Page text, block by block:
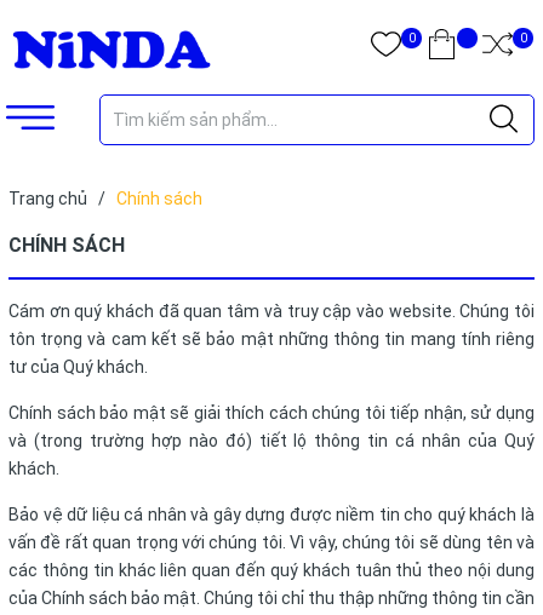
0 0
Trang chủ / Chính sách
CHÍNH SÁCH
Cám ơn quý khách đã quan tâm và truy cập vào website. Chúng tôi
tôn trọng và cam kết sẽ bảo mật những thông tin mang tính riêng
tư của Quý khách.
Chính sách bảo mật sẽ giải thích cách chúng tôi tiếp nhận, sử dụng
và (trong trường hợp nào đó) tiết lộ thông tin cá nhân của Quý
khách.
Bảo vệ dữ liệu cá nhân và gây dựng được niềm tin cho quý khách là
vấn đề rất quan trọng với chúng tôi. Vì vậy, chúng tôi sẽ dùng tên và
các thông tin khác liên quan đến quý khách tuân thủ theo nội dung
của Chính sách bảo mật. Chúng tôi chỉ thu thập những thông tin cần